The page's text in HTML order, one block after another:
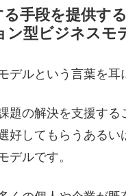
手段を提供す
ン型ビジネスモ
デルという言葉を耳
題の解決を支援す
好してもらうある
デルです。